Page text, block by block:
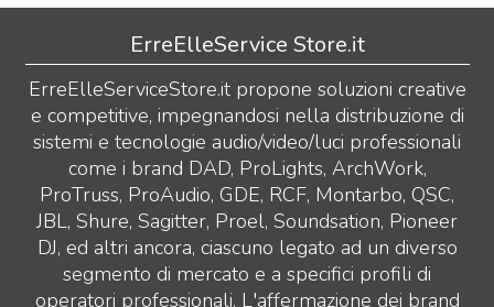
ErreElleService Store.it
ErreElleServiceStore.it propone soluzioni creative
e competitive, impegnandosi nella distribuzione di
sistemi e tecnologie audio/video/luci professionali
come i brand DAD, ProLights, ArchWork,
ProTruss, ProAudio, GDE, RCF, Montarbo, QSC,
JBL, Shure, Sagitter, Proel, Soundsation, Pioneer
DJ, ed altri ancora, ciascuno legato ad un diverso
segmento di mercato e a specifici profili di
operatori professionali. L'affermazione dei brand